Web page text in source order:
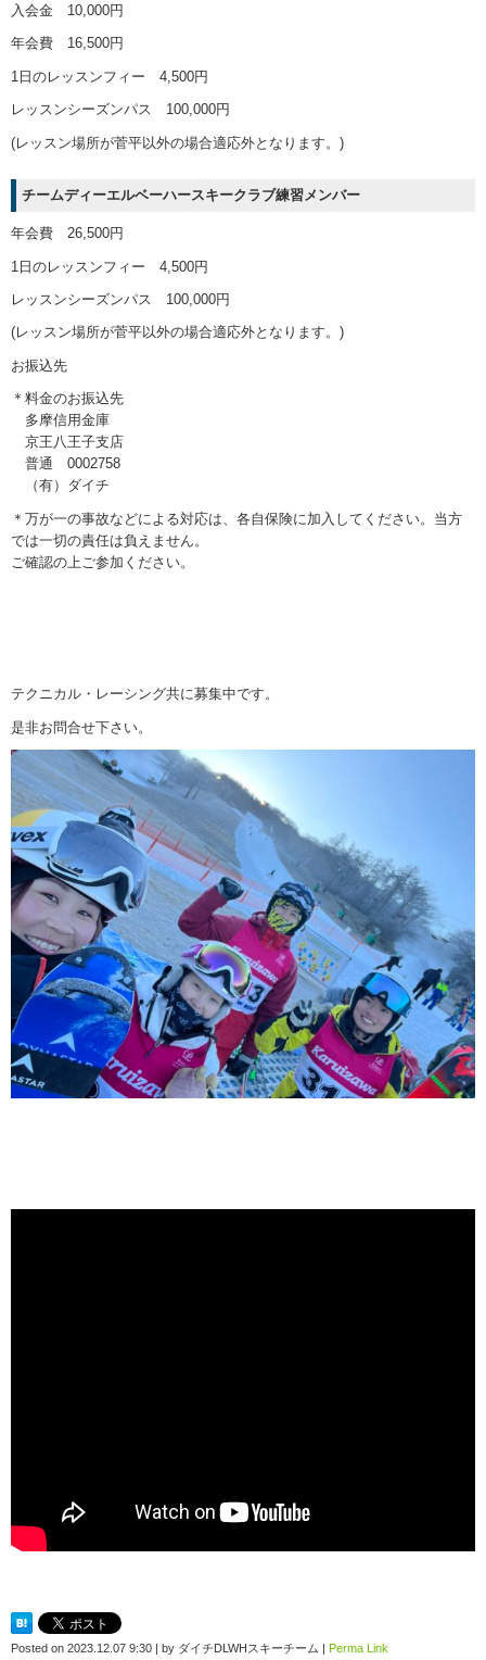
入会金 10,000円
年会費 16,500円
1日のレッスンフィー 4,500円
レッスンシーズンパス 100,000円
(レッスン場所が菅平以外の場合適応外となります。)
チームディーエルベーハースキークラブ練習メンバー
年会費 26,500円
1日のレッスンフィー 4,500円
レッスンシーズンパス 100,000円
(レッスン場所が菅平以外の場合適応外となります。)
お振込先
＊料金のお振込先
多摩信用金庫
京王八王子支店
普通 0002758
（有）ダイチ
＊万が一の事故などによる対応は、各自保険に加入してください。当方
では一切の責任は負えません。
ご確認の上ご参加ください。
テクニカル・レーシング共に募集中です。
是非お問合せ下さい。
Posted on 2023.12.07 9:30 | by ダイチDLWHスキーチーム | Perma Link